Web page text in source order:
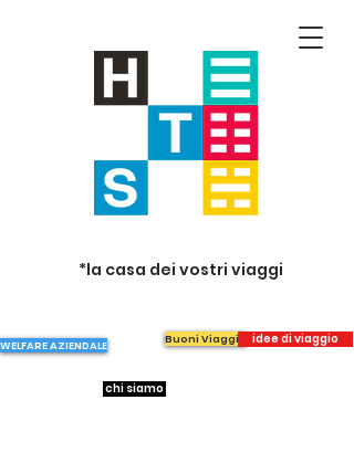
*la casa dei vostri viaggi
WELFARE AZIENDALE Buoni Viaggio
chi siamo
idee di viaggio